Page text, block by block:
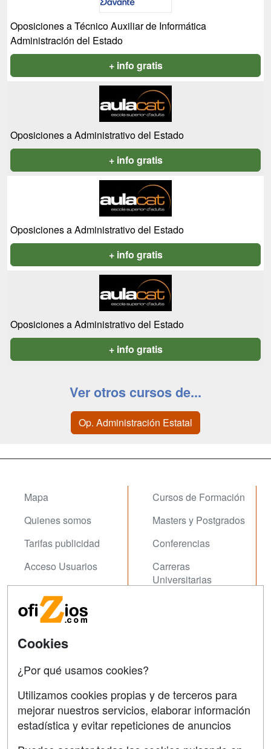
Oposiciones a Técnico Auxiliar de Informática
Administración del Estado
+ info gratis
Oposiciones a Administrativo del Estado
+ info gratis
Oposiciones a Administrativo del Estado
+ info gratis
Oposiciones a Administrativo del Estado
+ info gratis
Ver otros cursos de...
Op. Administración Estatal
Mapa
Quienes somos
Tarifas publicidad
Acceso Usuarios
Acceso Centros
Cursos de Formación
Masters y Postgrados
Conferencias
Carreras
Universitarias
Contactar
Copyleft
Cookies
¿Por qué usamos cookies?
Utilizamos cookies propias y de terceros para
mejorar nuestros servicios, elaborar información
estadística y evitar repeticiones de anuncios